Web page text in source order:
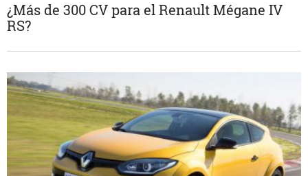
¿Más de 300 CV para el Renault Mégane IV
RS?